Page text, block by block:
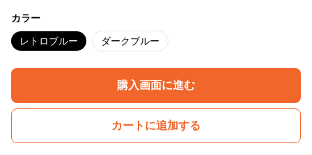
カラー
レトロブルー ダークブルー
購入画面に進む
カートに追加する